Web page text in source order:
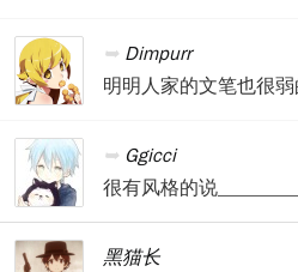
Dimpurr
明明人家的文笔也很
Ggicci
很有风格的说
黑猫长